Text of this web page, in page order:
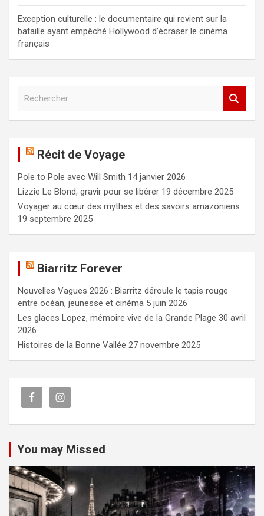
Exception culturelle : le documentaire qui revient sur la
bataille ayant empêché Hollywood d’écraser le cinéma
français
c
h
e
r
Récit de Voyage
Pole to Pole avec Will Smith 14 janvier 2026
Lizzie Le Blond, gravir pour se libérer 19 décembre 2025
Voyager au cœur des mythes et des savoirs amazoniens
19 septembre 2025
Biarritz Forever
Nouvelles Vagues 2026 : Biarritz déroule le tapis rouge
entre océan, jeunesse et cinéma 5 juin 2026
Les glaces Lopez, mémoire vive de la Grande Plage 30 avril
2026
Histoires de la Bonne Vallée 27 novembre 2025
You may Missed